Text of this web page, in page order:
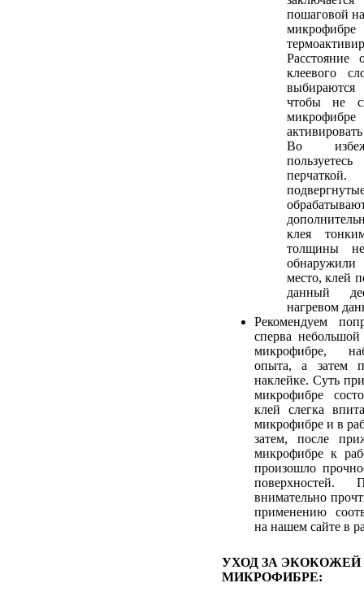
пошаговой
клеевого
чтобы не
Во
клея
толщины
место, клей
данный
нагревом
Рекомендуем
сперва
микрофибре,
опыта, а затем
наклейке. Суть
микрофибре
клей слегка
микрофибре и в
затем, после
микрофибре к
произошло
поверхностей.
внимательно
применению
на нашем сайте в
УХОД ЗА ЭКОКОЖЕЙ
МИКРОФИБРЕ: